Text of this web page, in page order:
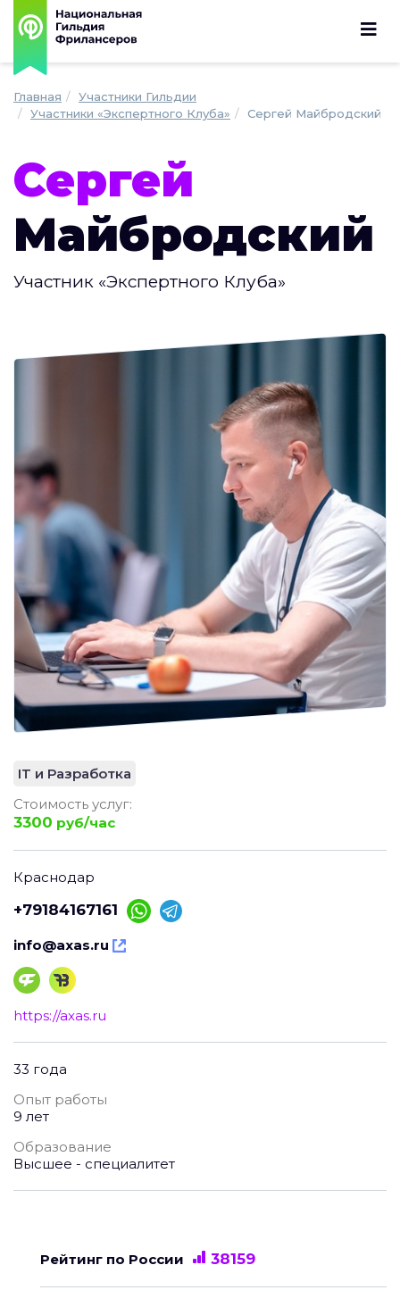
Главная
Участники Гильдии
Участники «Экспертного Клуба»
Сергей Майбродский
Сергей
Майбродский
Участник «Экспертного Клуба»
IT и Разработка
Стоимость услуг:
3300 руб/час
Краснодар
+79184167161
info@axas.ru
https://axas.ru
33 года
Опыт работы
9 лет
Образование
Высшее - специалитет
Рейтинг по России 38159